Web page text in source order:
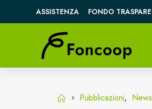
ASSISTENZA FONDO
Pubblicazioni, News